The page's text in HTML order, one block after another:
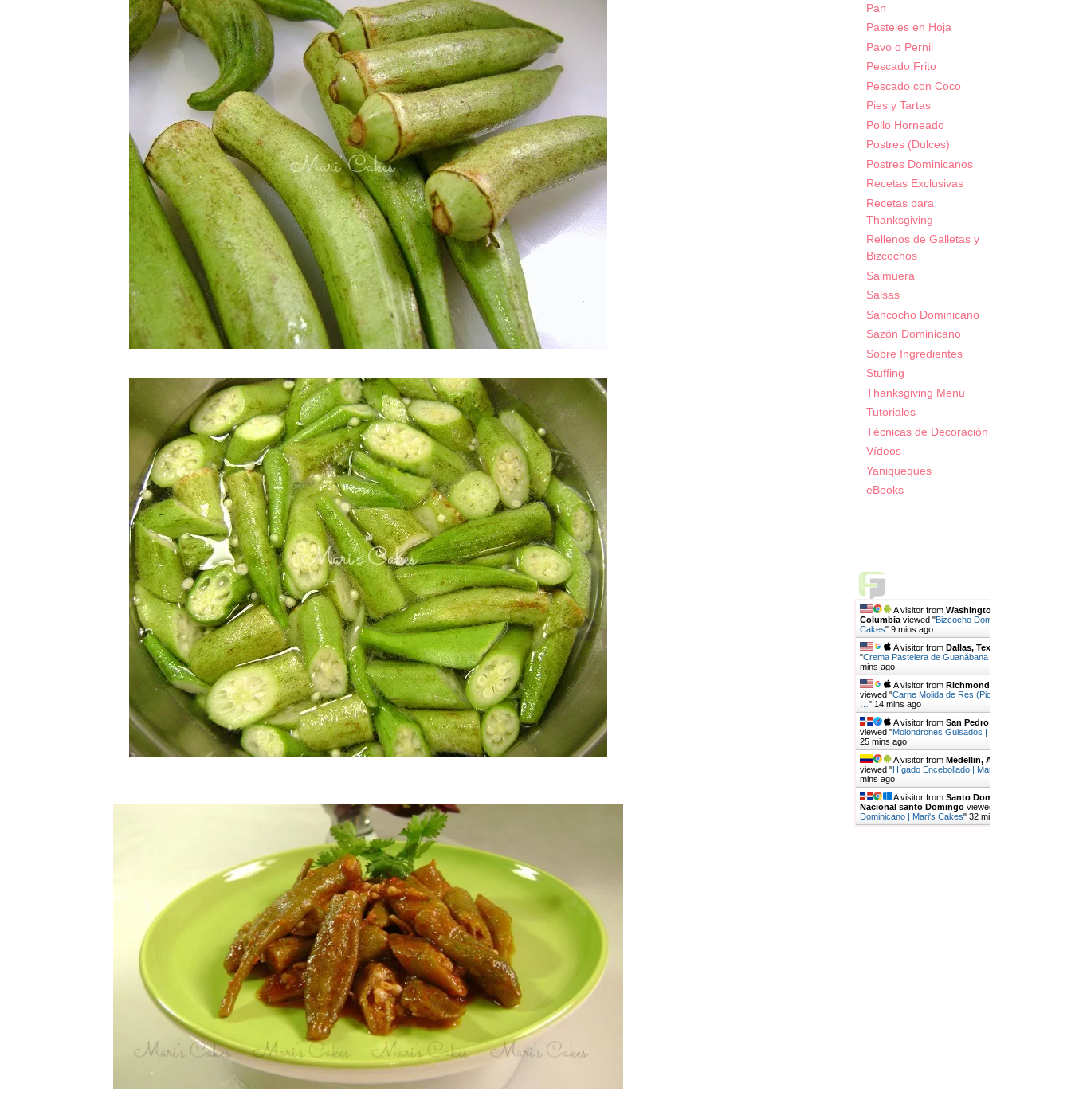
Pan
Pasteles en Hoja
Pavo o Pernil
Pescado Frito
Pescado con Coco
Pies y Tartas
Pollo Horneado
Postres (Dulces)
Postres Dominicanos
Recetas Exclusivas
Recetas para
Thanksgiving
Rellenos de Galletas y
Bizcochos
Salmuera
Salsas
Sancocho Dominicano
Sazón Dominicano
Sobre Ingredientes
Stuffing
Thanksgiving Menu
Tutoriales
Técnicas de Decoración
Vídeos
Yaniqueques
eBooks
A visitor from Washington, District Of
Columbiaviewed "Bizcocho Dominicano | Mari's
Cakes" 9 mins ago
A visitor from Dallas, Texas
"Crema Pastelera de Guanábana | Mari's…
mins ago
A visitor from Richmond, Virginia
viewed "Carne Molida de Res (Picadillo de Res)
" 15 mins ago
A visitor from San Pedro De Macoris
viewed "Molondrones Guisados | Mari's Cakes
25 mins ago
A visitor from Medellin, Antioquia
viewed "Hígado Encebollado | Mari's Cakes
mins ago
A visitor from Santo Domingo, Distrito
Nacional santo Domingoviewed "
Dominicano | Mari's Cakes" 32 mins ago